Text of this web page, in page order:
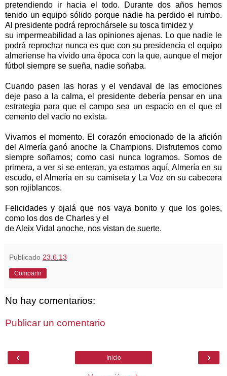
pretendiendo ir hacia el todo. Durante dos años hemos
tenido un equipo sólido porque nadie ha perdido el rumbo.
Al presidente podrá reprochársele su tosca timidez y
su impermeabilidad a las opiniones ajenas. Lo que nadie le
podrá reprochar nunca es que con su presidencia el equipo
almeriense ha vivido una época con la que, aunque el mejor
fútbol siempre se sueña, nadie soñaba.
Cuando pasen las horas y el vendaval de las emociones
deje paso a la calma, el presidente debería pensar en una
estrategia para que el campo sea un espacio en el que el
cemento del vacío no exista.
Vivamos el momento. El corazón emocionado de la afición
del Almería ganó anoche la Champions. Disfrutemos como
siempre soñamos; como casi nunca logramos. Somos de
primera, a ver si se enteran, ya estamos aquí. Almería en su
escudo, el Almería en su camiseta y La Voz en su cabecera
son rojiblancos.
Felicidades y ojalá que nos vaya bonito y que los goles,
como los dos de Charles y el
de Aleix Vidal anoche, nos vistan de suerte.
Publicado 23.6.13
Compartir
No hay comentarios:
Publicar un comentario
‹ ›
Inicio